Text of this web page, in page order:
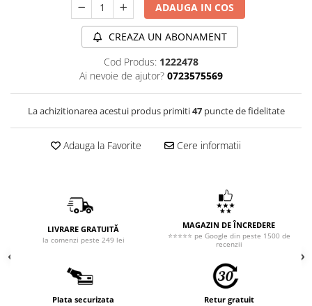
ADAUGA IN COS
CREAZA UN ABONAMENT
Cod Produs: 1222478
Ai nevoie de ajutor? 0723575569
La achizitionarea acestui produs primiti47puncte de fidelitate
Adauga la Favorite Cere informatii
LIVRARE GRATUITĂ
la comenzi peste 249 lei
MAGAZIN DE ÎNCREDERE
⭐⭐⭐⭐⭐ pe Google din peste 1500 de
recenzii
Plata securizata Retur gratuit